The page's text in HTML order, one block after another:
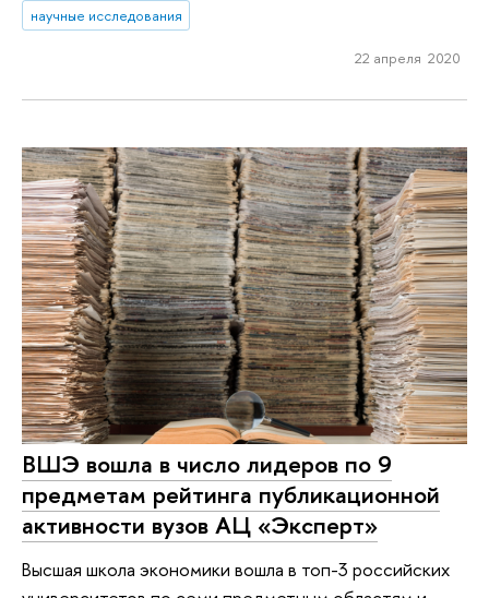
научные исследования
22 апреля 2020
ВШЭ вошла в число лидеров по 9
предметам рейтинга публикационной
активности вузов АЦ «Эксперт»
Высшая школа экономики вошла в топ-3 российских